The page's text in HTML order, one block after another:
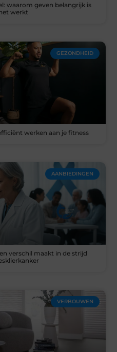
waarom geven belangrijk is
werkt
GEZONDHEID
werken aan je fitness
AANBIEDINGEN
verschil maakt in de strijd
VERBOUWEN